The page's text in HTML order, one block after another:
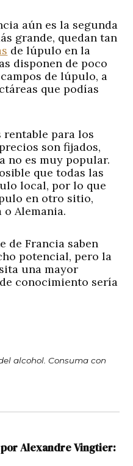
aún es la segunda
grande, quedan tan
de lúpulo en la
disponen de poco
de lúpulo, a
que podías
para los
son fijados,
no es muy popular.
que todas las
local, por lo que
en otro sitio,
Alemania.
de Francia saben
potencial, pero la
una mayor
conocimiento sería
alcohol. Consuma con
Alexandre Vingtier: